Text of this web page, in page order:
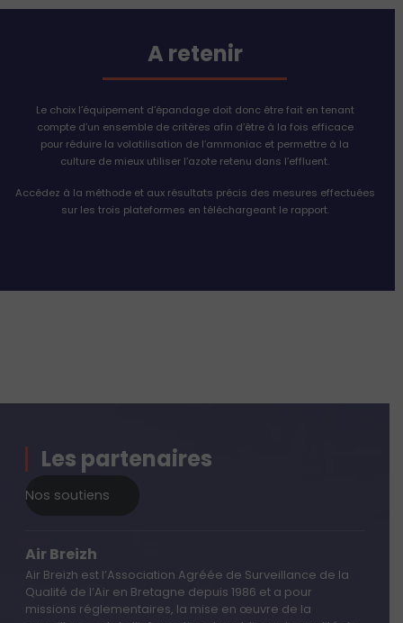
A retenir
Le choix l’équipement d’épandage doit donc être fait en tenant
compte d’un ensemble de critères afin d’être à la fois efficace
pour réduire la volatilisation de l’ammoniac et permettre à la
culture de mieux utiliser l’azote retenu dans l’effluent.
Accédez à la méthode et aux résultats précis des mesures effectuées
sur les trois plateformes en téléchargeant le rapport.
Les partenaires
Nos soutiens
Air Breizh
Air Breizh est l’Association Agréée de Surveillance de la
Qualité de l’Air en Bretagne depuis 1986 et a pour
missions réglementaires, la mise en œuvre de la